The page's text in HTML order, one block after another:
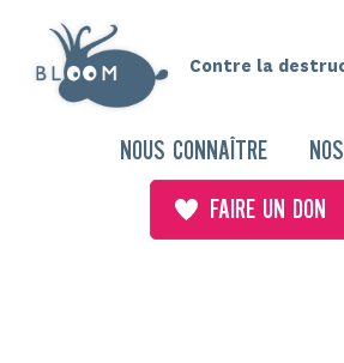
Contre la
NOUS CONNAÎTRE
FAIRE UN DON